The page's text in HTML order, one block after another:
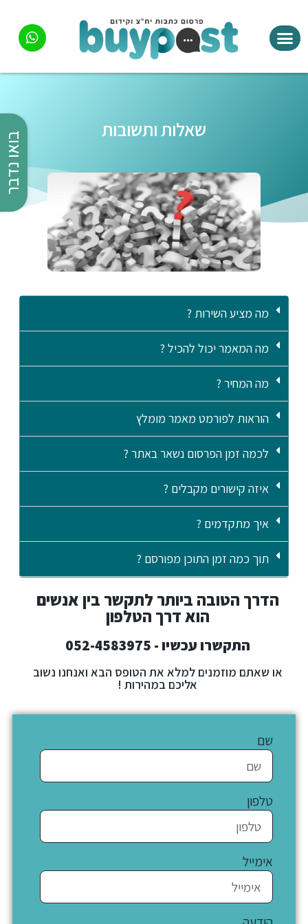
שאלות ותשובות
מה מציע השירות ?
מה המאמר יכול להכיל ?
מה המחיר ?
הוראות לפורמט מאמר מומלץ
לכמה זמן הפרסום נשאר באתר ?
איזה קישורים מקבלים ?
איך מתקדמים ?
תוך כמה זמן התוכן מפורסם ?
הדרך הטובה ביותר לתקשר בין אנשים
הוא דרך הטלפון
התקשרו עכשיו - 052-4583975
או שאתם מוזמנים למלא את הטופס הבא ואנחנו נשוב
אליכם במהירות !
שם
טלפון
אימייל
בואו נדבר